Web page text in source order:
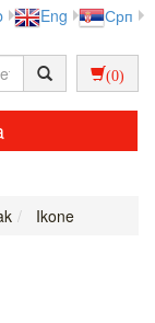
Eng Срп
(0)
Ikone